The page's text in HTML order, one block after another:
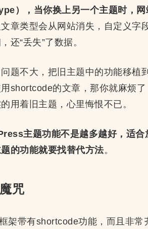
），当你换上另一个主题时，
章类型会从网站消失，自定义
还“丢失”了数据。
题不大，把旧主题中的功能移植
shortcode的文章，那你就麻烦
用着旧主题，心里悔恨不已。
主题功能不是越多越好，适
的功能就要找替代方法。
咒
架带有shortcode功能，而且非